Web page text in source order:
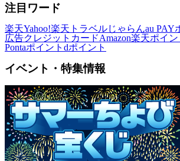
注目ワード
楽天Yahoo!楽天トラベルじゃらんau PAY
広告クレジットカードAmazon楽天ポイン
Pontaポイント dポイント
イベント・特集情報